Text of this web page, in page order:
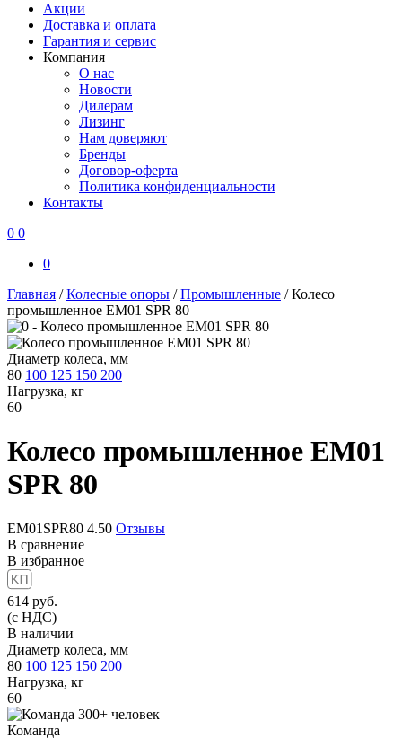
Акции
Доставка и оплата
Гарантия и сервис
Компания
О нас
Новости
Дилерам
Лизинг
Нам доверяют
Бренды
Договор-оферта
Политика конфиденциальности
Контакты
0 0
0
Главная /Колесные опоры /Промышленные /Колесо
промышленное EM01 SPR 80
Диаметр колеса, мм
80 100 125 150 200
Нагрузка, кг
60
Колесо промышленное EM01
SPR 80
EM01SPR80 4.50 Отзывы
В сравнение
В избранное
614 руб.
(с НДС)
В наличии
Диаметр колеса, мм
80 100 125 150 200
Нагрузка, кг
60
Команда